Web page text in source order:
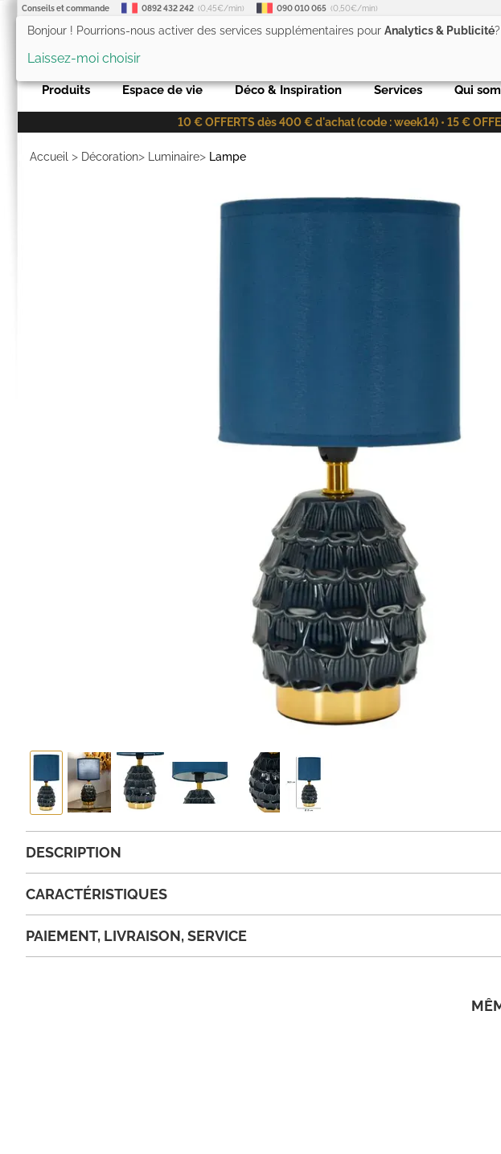
Conseils et commande 0892 432 242 (0,45€/min) 090 010 065 (0,50€/min)
Produits Espace de vie Déco & Inspiration Services Qui
10 € OFFERTS dès 400 € d'achat (code : week14) • 15 €
Accueil > Décoration> Luminaire> Lampe
DESCRIPTION
CARACTÉRISTIQUES
PAIEMENT, LIVRAISON, SERVICE
Bonjour ! Pourrions-nous activer des services supplémentaires pour Analytics & Publicité
Laissez-moi choisir